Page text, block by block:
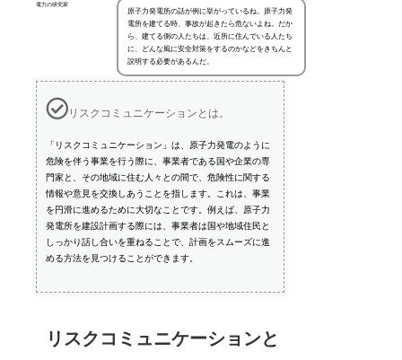
電力の研究家
原子力発電所の話が例に挙がっているね。原子力発
電所を建てる時、事故が起きたら危ないよね。だか
ら、建てる側の人たちは、近所に住んでいる人たち
に、どんな風に安全対策をするのかなどをきちんと
説明する必要があるんだ。
リスクコミュニケーションとは。
「リスクコミュニケーション」は、原子力発電のように
危険を伴う事業を行う際に、事業者である国や企業の専
門家と、その地域に住む人々との間で、危険性に関する
情報や意見を交換しあうことを指します。これは、事業
を円滑に進めるために大切なことです。例えば、原子力
発電所を建設計画する際には、事業者は国や地域住民と
しっかり話し合いを重ねることで、計画をスムーズに進
める方法を見つけることができます。
リスクコミュニケーションと